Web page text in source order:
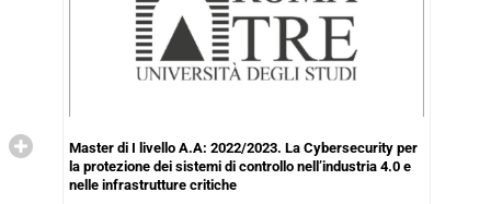
Master di I livello A.A: 2022/2023. La Cybersecurity per
la protezione dei sistemi di controllo nell’industria 4.0 e
nelle infrastrutture critiche